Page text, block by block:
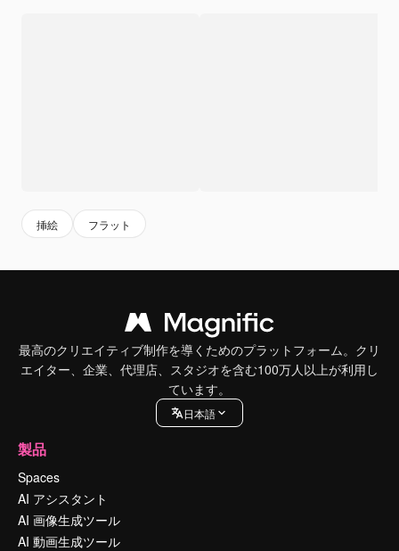
挿絵 フラット
最高のクリエイティブ制作を導くためのプラットフォーム。クリ
エイター、企業、代理店、スタジオを含む100万人以上が利用し
ています。
日本語
製品
Spaces
AI アシスタント
AI 画像生成ツール
AI 動画生成ツール